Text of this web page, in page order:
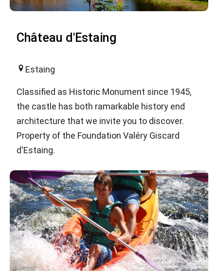
Château d'Estaing
Estaing
Classified as Historic Monument since 1945,
the castle has both ramarkable history end
architecture that we invite you to discover.
Property of the Foundation Valéry Giscard
d'Estaing.